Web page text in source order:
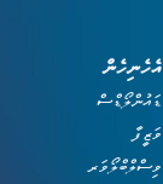
އެހެނިހެން
ޑައުންލޯޑްސް
ވަޒީފާ
ވިސްލްބްލޯވަރ